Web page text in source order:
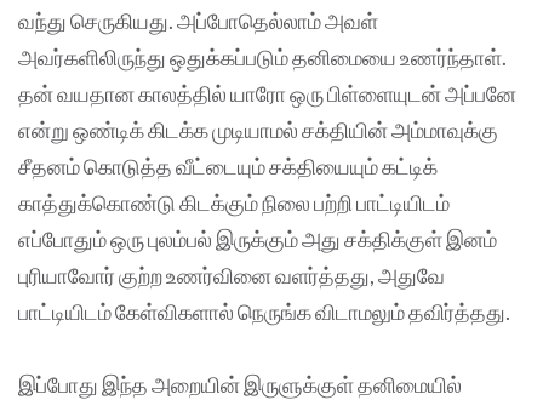
வந்து செருகியது. அப்போதெல்லாம் அவள்
அவர்களிலிருந்து ஒதுக்கப்படும் தனிமையை உணர்ந்தாள்.
தன் வயதான காலத்தில் யாரோ ஒரு பிள்ளையுடன் அப்பனே
என்று ஒண்டிக் கிடக்க முடியாமல் சக்தியின் அம்மாவுக்கு
சீதனம் கொடுத்த வீட்டையும் சக்தியையும் கட்டிக்
காத்துக்கொண்டு கிடக்கும் நிலை பற்றி பாட்டியிடம்
எப்போதும் ஒரு புலம்பல் இருக்கும் அது சக்திக்குள் இனம்
புரியாவோர் குற்ற உணர்வினை வளர்த்தது, அதுவே
பாட்டியிடம் கேள்விகளால் நெருங்க விடாமலும் தவிர்த்தது.
இப்போது இந்த அறையின் இருளுக்குள் தனிமையில்